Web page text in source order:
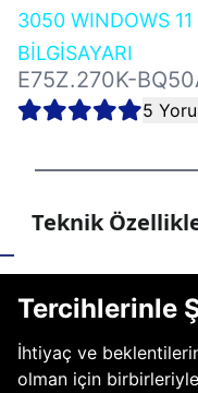
3050 WINDOWS
BİLGİSAYARI
E75Z.270K-
5
Teknik
Tercihlerinle
İhtiyaç ve
olman için